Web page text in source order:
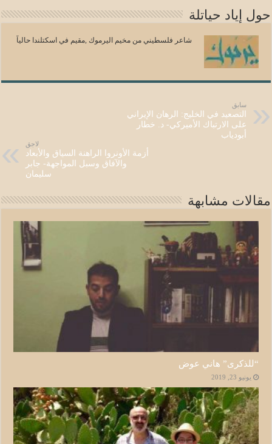
حول إياد حياتلة
شاعر فلسطيني من مخيم اليرموك ,مقيم في اسكتلندا حالياً
سابق
التصعيد في الخليج: الرهان الإيراني
على الارتباك الأميركي- د. خطار
أبودياب
لاجق
أزمة الأونروا الراهنة السياق والأبعاد
والآفاق وسبل المواجهة- جابر
سليمان
مقالات مشابهة
“للذكرى” هاني عوض
يونيو 23, 2019